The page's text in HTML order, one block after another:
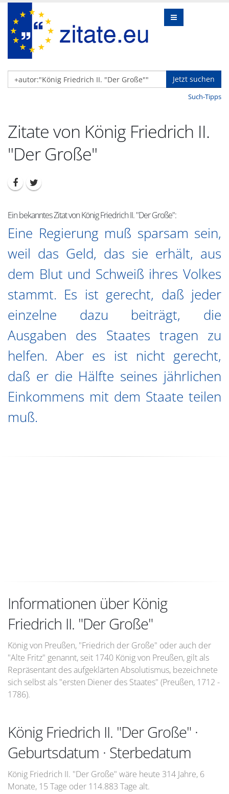
Jetzt suchen
Such-Tipps
Zitate von König Friedrich II.
"Der Große"
Ein bekanntes Zitat von König Friedrich II. "Der Große":
Eine Regierung muß sparsam sein,
weil das Geld, das sie erhält, aus
dem Blut und Schweiß ihres Volkes
stammt. Es ist gerecht, daß jeder
einzelne dazu beiträgt, die
Ausgaben des Staates tragen zu
helfen. Aber es ist nicht gerecht,
daß er die Hälfte seines jährlichen
Einkommens mit dem Staate teilen
muß.
Informationen über König
Friedrich II. "Der Große"
König von Preußen, "Friedrich der Große" oder auch der
"Alte Fritz" genannt, seit 1740 König von Preußen, gilt als
Repräsentant des aufgeklärten Absolutismus, bezeichnete
sich selbst als "ersten Diener des Staates" (Preußen, 1712 -
1786).
König Friedrich II. "Der Große" ·
Geburtsdatum · Sterbedatum
König Friedrich II. "Der Große" wäre heute 314 Jahre, 6
Monate, 15 Tage oder 114.883 Tage alt.